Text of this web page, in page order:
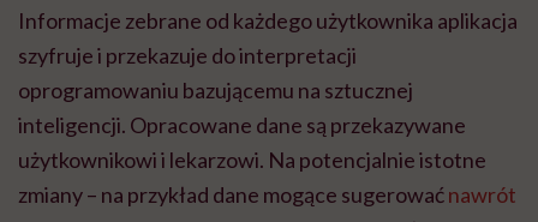
Informacje zebrane od każdego użytkownika aplikacja
szyfruje i przekazuje do interpretacji
oprogramowaniu bazującemu na sztucznej
inteligencji. Opracowane dane są przekazywane
użytkownikowi i lekarzowi. Na potencjalnie istotne
zmiany – na przykład dane mogące sugerowaćnawrót